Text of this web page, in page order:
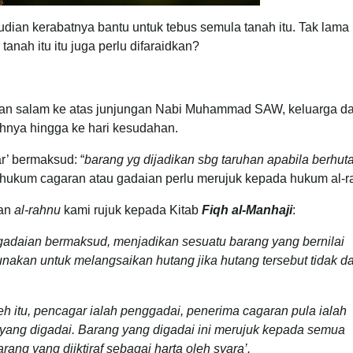
kerabatnya bantu untuk tebus semula tanah itu. Tak lama
itu itu juga perlu difaraidkan?
salam ke atas junjungan Nabi Muhammad SAW, keluarga
hingga ke hari kesudahan.
bermaksud: “barang yg dijadikan sbg taruhan apabila
cagaran atau gadaian perlu merujuk kepada hukum al-
al-rahnu kami rujuk kepada Kitab Fiqh al-Manhaji:
bermaksud, menjadikan sesuatu barang yang bernilai
untuk melangsaikan hutang jika hutang tersebut tidak
itu, pencagar ialah penggadai, penerima cagaran pula ialah
digadai. Barang yang digadai ini merujuk kepada semua
yang diiktiraf sebagai harta oleh syara’.